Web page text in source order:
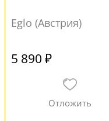
Eglo (Австрия)
5 890 ₽